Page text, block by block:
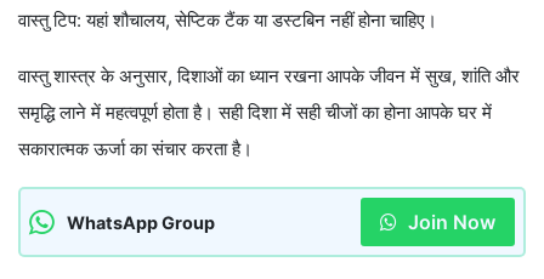
वास्तु टिप: यहां शौचालय, सेप्टिक टैंक या डस्टबिन नहीं होना चाहिए।
वास्तु शास्त्र के अनुसार, दिशाओं का ध्यान रखना आपके जीवन में सुख, शांति और
समृद्धि लाने में महत्वपूर्ण होता है। सही दिशा में सही चीजों का होना आपके घर में
सकारात्मक ऊर्जा का संचार करता है।
WhatsApp Group Join Now